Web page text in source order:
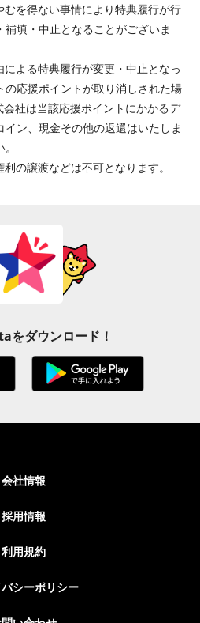
を得ない事情により特典履行が行
填・中止となることがございま
よる特典履行が変更・中止となっ
の応援ポイントが取り消しされた場
社は当該応援ポイントにかかるデ
ン、現金その他の返還はいたしま
の譲渡などは不可となります。
をダウンロード！
会社情報
採用情報
利用規約
シーポリシー